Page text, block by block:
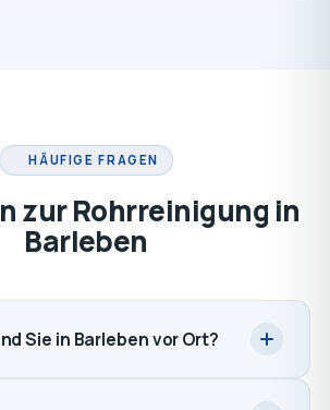
HÄUFIGE FRAGEN
zur Rohrreinigung in
Barleben
Sie in Barleben vor Ort?